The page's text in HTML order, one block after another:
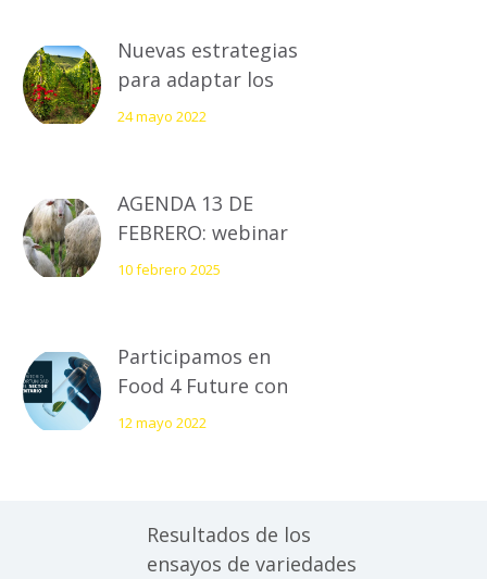
Nuevas estrategias
para adaptar los
viñedos al cambio
24 mayo 2022
AGENDA 13 DE
FEBRERO: webinar
explotaciones
de carbono
10 febrero 2025
Participamos en
Food 4 Future con
nuestras soluciones
12 mayo 2022
Resultados de los
ensayos de variedades